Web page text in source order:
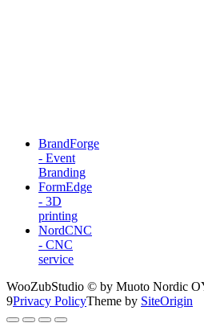
BrandForge
- Event
Branding
FormEdge
- 3D
printing
NordCNC
- CNC
service
WooZubStudio © by Muoto Nordic
9Privacy PolicyTheme by SiteOrigin